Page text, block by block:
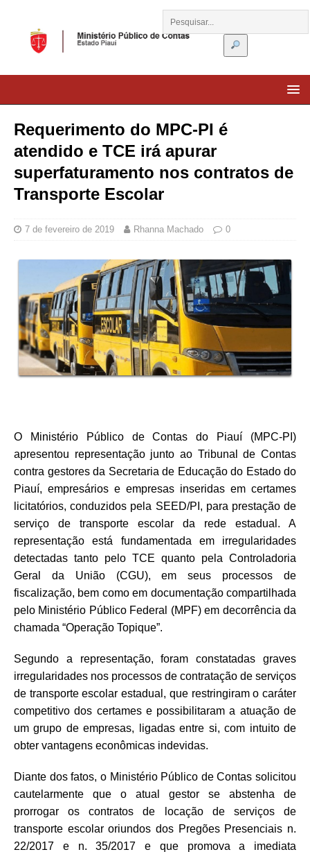
Requerimento do MPC-PI é
atendido e TCE irá apurar
superfaturamento nos contratos de
Transporte Escolar
7 de fevereiro de 2019 Rhanna Machado 0
O Ministério Público de Contas do Piauí (MPC-PI)
apresentou representação junto ao Tribunal de Contas
contra gestores da Secretaria de Educação do Estado do
Piauí, empresários e empresas inseridas em certames
licitatórios, conduzidos pela SEED/PI, para prestação de
serviço de transporte escolar da rede estadual. A
representação está fundamentada em irregularidades
detectadas tanto pelo TCE quanto pela Controladoria
Geral da União (CGU), em seus processos de
fiscalização, bem como em documentação compartilhada
pelo Ministério Público Federal (MPF) em decorrência da
chamada “Operação Topique”.
Segundo a representação, foram constatadas graves
irregularidades nos processos de contratação de serviços
de transporte escolar estadual, que restringiram o caráter
competitivo dos certames e possibilitaram a atuação de
um grupo de empresas, ligadas entre si, com intuito de
obter vantagens econômicas indevidas.
Diante dos fatos, o Ministério Público de Contas solicitou
cautelarmente que o atual gestor se abstenha de
prorrogar os contratos de locação de serviços de
transporte escolar oriundos dos Pregões Presenciais n.
22/2017 e n. 35/2017 e que promova a imediata